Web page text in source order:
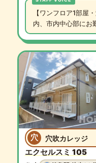
【ワンフロア1部屋
内、市内中心部にお
穴 穴吹カレッジ
エクセルスミ 105